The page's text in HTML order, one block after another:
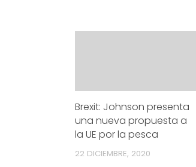
Brexit: Johnson presenta
una nueva propuesta a
la UE por la pesca
22 DICIEMBRE, 2020